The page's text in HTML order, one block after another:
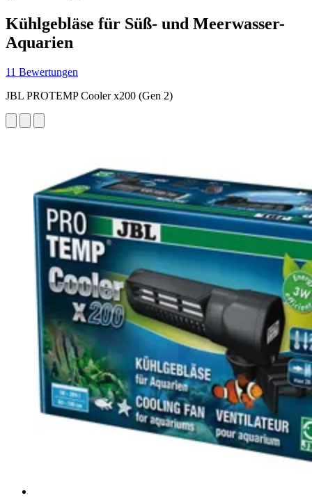
Kühlgebläse für Süß- und Meerwasser-
Aquarien
11 Bewertungen
JBL PROTEMP Cooler x200 (Gen 2)